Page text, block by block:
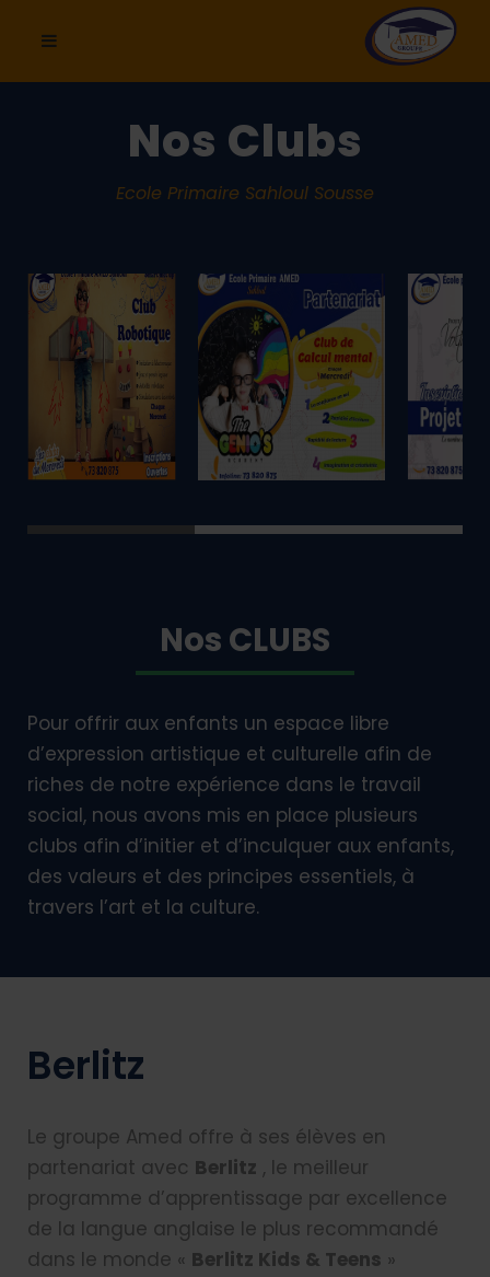
Nos Clubs
Ecole Primaire Sahloul Sousse
Nos CLUBS
Pour offrir aux enfants un espace libre
d’expression artistique et culturelle afin de
riches de notre expérience dans le travail
social, nous avons mis en place plusieurs
clubs afin d’initier et d’inculquer aux enfants,
des valeurs et des principes essentiels, à
travers l’art et la culture.
Berlitz
Le groupe Amed offre à ses élèves en
partenariat avec Berlitz , le meilleur
programme d’apprentissage par excellence
de la langue anglaise le plus recommandé
dans le monde « Berlitz Kids & Teens »